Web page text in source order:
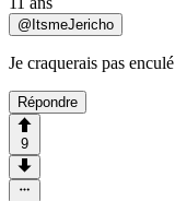
@ ItsmeJericho
Je craquerais pas enculé
Répondre
9